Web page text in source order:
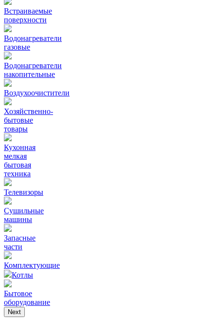
Встраиваемые
поверхности
Водонагреватели
газовые
Водонагреватели
накопительные
Воздухоочистители
Хозяйственно-
бытовые
товары
Кухонная
мелкая
бытовая
техника
Телевизоры
Сушильные
машины
Запасные
части
Комплектующие
Котлы
Бытовое
оборудование
Next